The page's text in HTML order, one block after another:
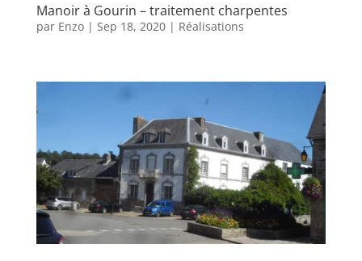
Manoir à Gourin – traitement charpentes
par Enzo| Sep 18, 2020| Réalisations